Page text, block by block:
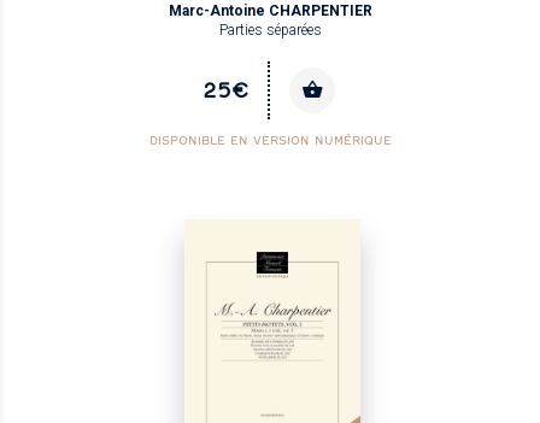
Marc-Antoine CHARPENTIER
Parties séparées
25€
DISPONIBLE EN VERSION NUMÉRIQUE